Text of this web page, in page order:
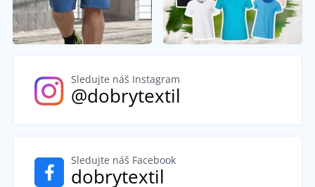
Sledujte náš Instagram
@dobrytextil
Sledujte náš Facebook
dobrytextil